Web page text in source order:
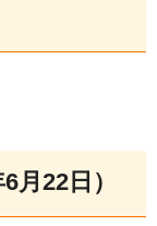
月22日）